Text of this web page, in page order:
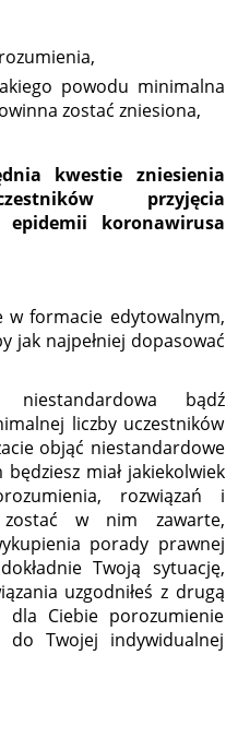
powodu minimalna
zostać zniesiona,
kwestie zniesienia
przyjęcia
epidemii koronawirusa
w formacie edytowalnym,
jak najpełniej dopasować
bądź
liczby uczestników
objąć niestandardowe
miał jakiekolwiek
rozwiązań i
w nim zawarte,
porady prawnej
Twoją sytuację,
uzgodniłeś z drugą
Ciebie porozumienie
do Twojej indywidualnej